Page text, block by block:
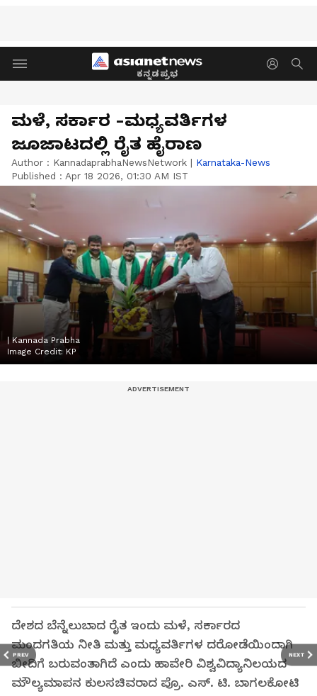
ಕನ್ನಡಪ್ರಭ
PREV NEXT
ಮಳೆ, ಸರ್ಕಾರ -ಮಧ್ಯವರ್ತಿಗಳ
ಜೂಜಾಟದಲ್ಲಿ ರೈತ ಹೈರಾಣ
Author : KannadaprabhaNewsNetwork | Karnataka-News
Published : Apr 18 2026, 01:30 AM IST
| Kannada Prabha
Image Credit: KP
ದೇಶದ ಬೆನ್ನೆಲುಬಾದ ರೈತ ಇಂದು ಮಳೆ, ಸರ್ಕಾರದ
ಮಂದಗತಿಯ ನೀತಿ ಮತ್ತು ಮಧ್ಯವರ್ತಿಗಳ ದರೋಡೆಯಿಂದಾಗಿ
ಬೀದಿಗೆ ಬರುವಂತಾಗಿದೆ ಎಂದು ಹಾವೇರಿ ವಿಶ್ವವಿದ್ಯಾನಿಲಯದ
ಮೌಲ್ಯಮಾಪನ ಕುಲಸಚಿವರಾದ ಪ್ರೊ. ಎಸ್. ಟಿ. ಬಾಗಲಕೋಟಿ